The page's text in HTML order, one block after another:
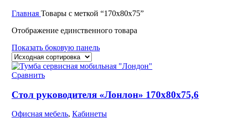
Главная Товары с меткой “170х80х75”
Отображение единственного товара
Показать боковую панель
Сравнить
Стол руководителя «Лонлон» 170х80х75,6
Офисная мебель, Кабинеты